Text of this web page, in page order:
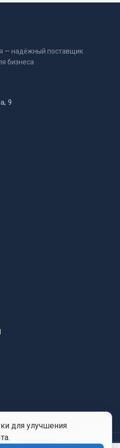
клавишные
для улучшения
— надёжный поставщик
бизнеса
9
Обработка